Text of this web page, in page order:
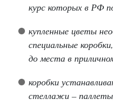
курс которых в РФ
купленные цветы
специальные
до места в
коробки
стеллажи –